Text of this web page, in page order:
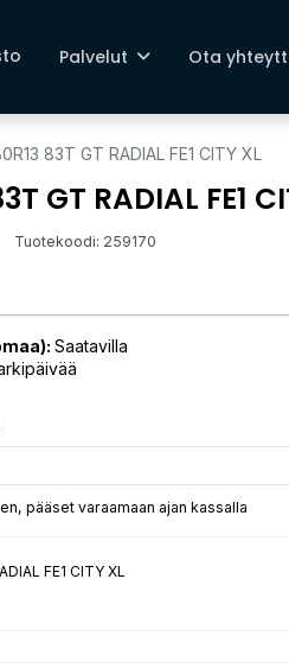
Palvelut Ota
83T GT RADIAL FE1 CITY XL
GT RADIAL FE1
Tuotekoodi: 259170
Saatavilla
pääset varaamaan ajan kassalla
FE1 CITY XL